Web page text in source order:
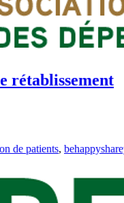
rétablissement
de patients,